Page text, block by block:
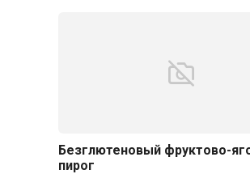
Безглютеновый фруктово-
пирог